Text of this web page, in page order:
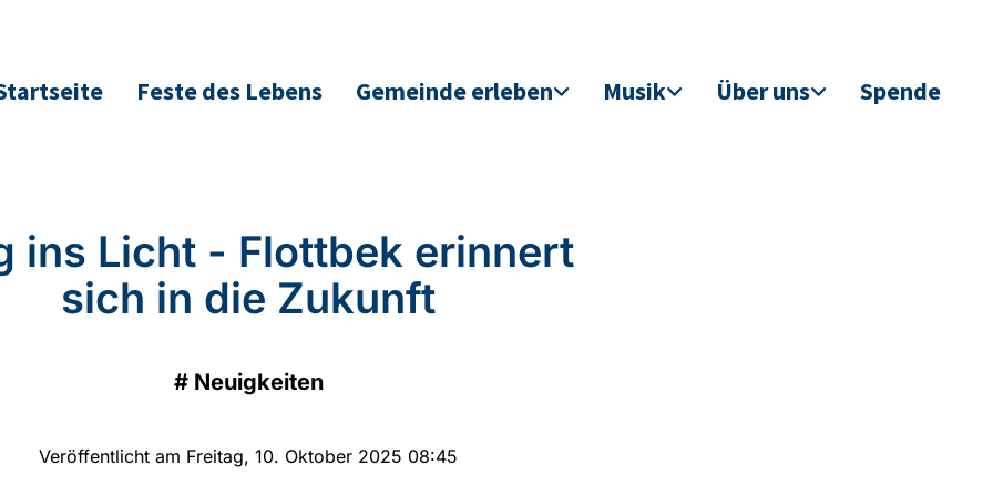
Feste des Lebens Gemeinde erleben Musik Über uns Spende
ins Licht - Flottbek erinnert
sich in die Zukunft
# Neuigkeiten
Veröffentlicht am Freitag, 10. Oktober 2025 08:45